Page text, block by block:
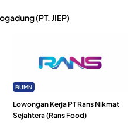
(PT. JIEP)
BUMN
Lowongan Kerja PT Rans Nikmat
Sejahtera (Rans Food)